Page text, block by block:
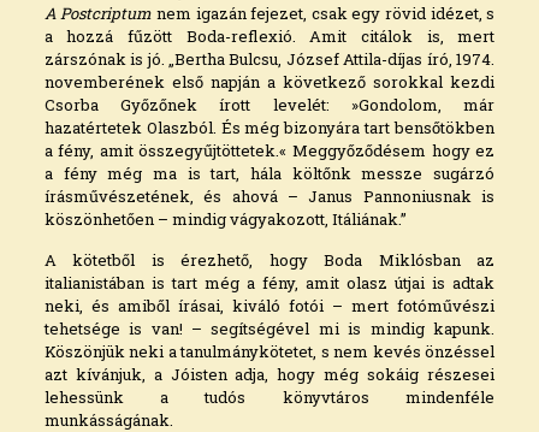
A Postcriptum nem igazán fejezet, csak egy rövid idézet, s
a hozzá fűzött Boda-reflexió. Amit citálok is, mert
zárszónak is jó. „Bertha Bulcsu, József Attila-díjas író, 1974.
novemberének első napján a következő sorokkal kezdi
Csorba Győzőnek írott levelét: »Gondolom, már
hazatértetek Olaszból. És még bizonyára tart bensőtökben
a fény, amit összegyűjtöttetek.« Meggyőződésem hogy ez
a fény még ma is tart, hála költőnk messze sugárzó
írásművészetének, és ahová – Janus Pannoniusnak is
köszönhetően – mindig vágyakozott, Itáliának.”
A kötetből is érezhető, hogy Boda Miklósban az
italianistában is tart még a fény, amit olasz útjai is adtak
neki, és amiből írásai, kiváló fotói – mert fotóművészi
tehetsége is van! – segítségével mi is mindig kapunk.
Köszönjük neki a tanulmánykötetet, s nem kevés önzéssel
azt kívánjuk, a Jóisten adja, hogy még sokáig részesei
lehessünk a tudós könyvtáros mindenféle
munkásságának.